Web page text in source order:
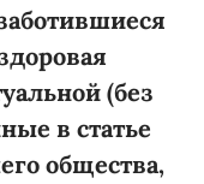
(без
в статье
общества,